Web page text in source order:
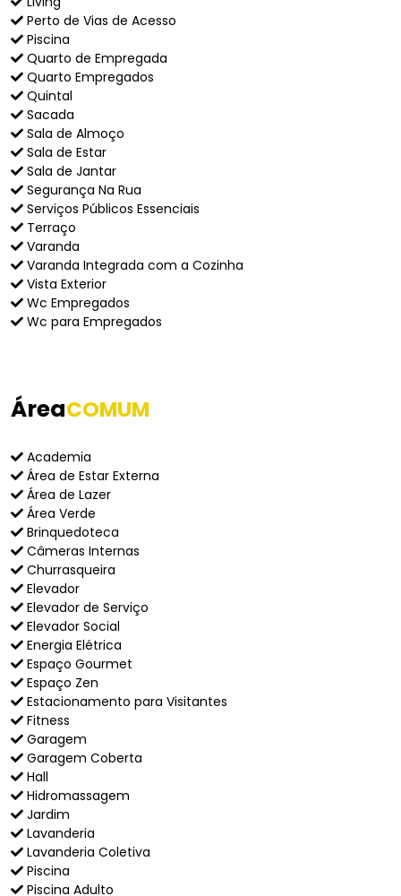
Perto de Vias de Acesso
Piscina
Quarto de Empregada
Quarto Empregados
Quintal
Sacada
Sala de Almoço
Sala de Estar
Sala de Jantar
Segurança Na Rua
Serviços Públicos Essenciais
Terraço
Varanda
Varanda Integrada com a Cozinha
Vista Exterior
Wc Empregados
Wc para Empregados
ÁreaCOMUM
Academia
Área de Estar Externa
Área de Lazer
Área Verde
Brinquedoteca
Câmeras Internas
Churrasqueira
Elevador
Elevador de Serviço
Elevador Social
Energia Elétrica
Espaço Gourmet
Espaço Zen
Estacionamento para Visitantes
Fitness
Garagem
Garagem Coberta
Hall
Hidromassagem
Jardim
Lavanderia
Lavanderia Coletiva
Piscina
Piscina Adulto